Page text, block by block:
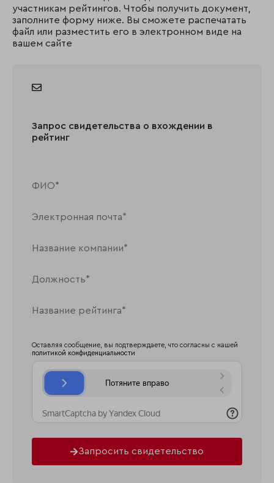
участникам рейтингов. Чтобы получить документ,
заполните форму ниже. Вы сможете распечатать
файл или разместить его в электронном виде на
вашем сайте
Запрос свидетельства о вхождении в
рейтинг
Оставляя сообщение, вы подтверждаете, что согласны с нашей
политикой конфиденциальности
Запросить свидетельство